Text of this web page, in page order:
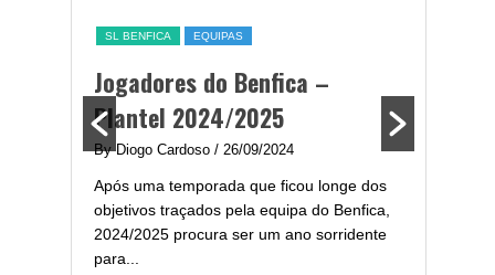
SL BENFICA EQUIPAS
Jogadores do Benfica –
Plantel 2024/2025
By Diogo Cardoso / 26/09/2024
Após uma temporada que ficou longe dos
objetivos traçados pela equipa do Benfica,
2024/2025 procura ser um ano sorridente
para...